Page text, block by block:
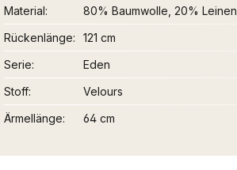
Material
80% Baumwolle, 20% Leinen
Rückenlänge
121 cm
Serie
Eden
Stoff
Velours
Ärmellänge
64 cm